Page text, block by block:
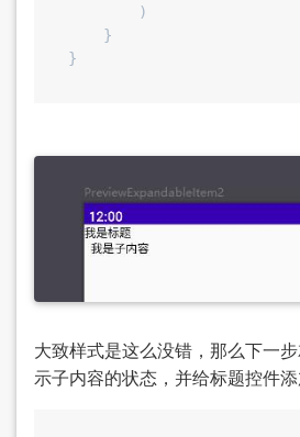
        )
    }
大致样式是这么没错，那么下一
示子内容的状态，并给标题控件添